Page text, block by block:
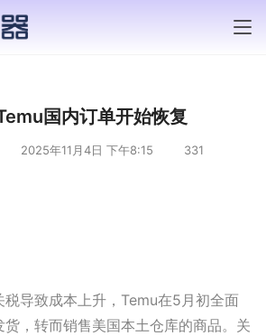
国内订单开始恢复
2025年11月4日 下午8:15 331
税导致成本上升，Temu在5月初全面
，转而销售美国本土仓库的商品。关